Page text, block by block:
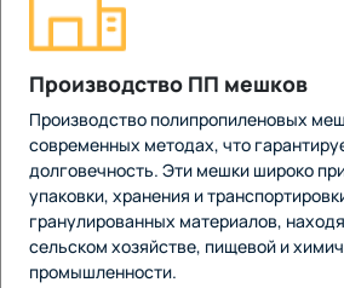
Производство ПП мешков
Производство полипропиленовых
современных методах, что
долговечность. Эти мешки широко
упаковки, хранения и
гранулированных материалов,
сельском хозяйстве, пищевой и
промышленности.